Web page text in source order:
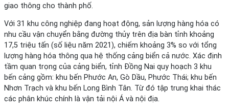
giao thông cho thành phố.
Với 31 khu công nghiệp đang hoạt động, sản lượng hàng hóa có
nhu cầu vận chuyển bằng đường thủy trên địa bàn tỉnh khoảng
17,5 triệu tấn (số liệu năm 2021), chiếm khoảng 3% so với tổng
lượng hàng hóa thông qua hệ thống cảng biển cả nước. Xác định
tầm quan trọng của cảng biển, tỉnh Đồng Nai quy hoạch 3 khu
bến cảng gồm: khu bến Phước An, Gò Dầu, Phước Thái; khu bến
Nhơn Trạch và khu bến Long Bình Tân. Từ đó tập trung khai thác
các phân khúc chính là vận tải nội Á và nội địa.